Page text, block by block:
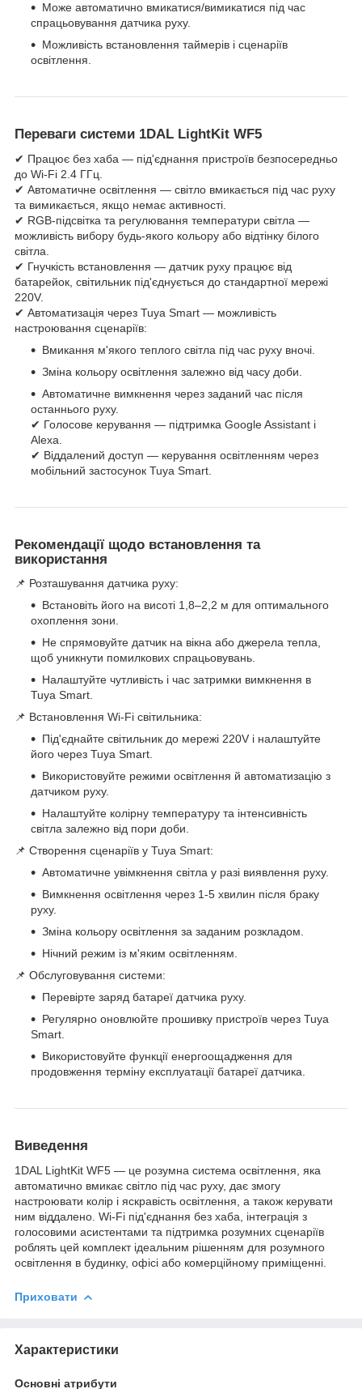
Може автоматично вмикатися/вимикатися під час
спрацьовування датчика руху.
Можливість встановлення таймерів і сценаріїв
освітлення.
Переваги системи 1DAL LightKit WF5
✔ Працює без хаба — під'єднання пристроїв безпосередньо
до Wi-Fi 2.4 ГГц.
✔ Автоматичне освітлення — світло вмикається під час руху
та вимикається, якщо немає активності.
✔ RGB-підсвітка та регулювання температури світла —
можливість вибору будь-якого кольору або відтінку білого
світла.
✔ Гнучкість встановлення — датчик руху працює від
батарейок, світильник під'єднується до стандартної мережі
220V.
✔ Автоматизація через Tuya Smart — можливість
настроювання сценаріїв:
Вмикання м'якого теплого світла під час руху вночі.
Зміна кольору освітлення залежно від часу доби.
Автоматичне вимкнення через заданий час після
останнього руху.
✔ Голосове керування — підтримка Google Assistant і
Alexa.
✔ Віддалений доступ — керування освітленням через
мобільний застосунок Tuya Smart.
Рекомендації щодо встановлення та
використання
📌 Розташування датчика руху:
Встановіть його на висоті 1,8–2,2 м для оптимального
охоплення зони.
Не спрямовуйте датчик на вікна або джерела тепла,
щоб уникнути помилкових спрацьовувань.
Налаштуйте чутливість і час затримки вимкнення в
Tuya Smart.
📌 Встановлення Wi-Fi світильника:
Під'єднайте світильник до мережі 220V і налаштуйте
його через Tuya Smart.
Використовуйте режими освітлення й автоматизацію з
датчиком руху.
Налаштуйте колірну температуру та інтенсивність
світла залежно від пори доби.
📌 Створення сценаріїв у Tuya Smart:
Автоматичне увімкнення світла у разі виявлення руху.
Вимкнення освітлення через 1-5 хвилин після браку
руху.
Зміна кольору освітлення за заданим розкладом.
Нічний режим із м'яким освітленням.
📌 Обслуговування системи:
Перевірте заряд батареї датчика руху.
Регулярно оновлюйте прошивку пристроїв через Tuya
Smart.
Використовуйте функції енергоощадження для
продовження терміну експлуатації батареї датчика.
Виведення
1DAL LightKit WF5 — це розумна система освітлення, яка
автоматично вмикає світло під час руху, дає змогу
настроювати колір і яскравість освітлення, а також керувати
ним віддалено. Wi-Fi під'єднання без хаба, інтеграція з
голосовими асистентами та підтримка розумних сценаріїв
роблять цей комплект ідеальним рішенням для розумного
освітлення в будинку, офісі або комерційному приміщенні.
Приховати
Характеристики
Основні атрибути